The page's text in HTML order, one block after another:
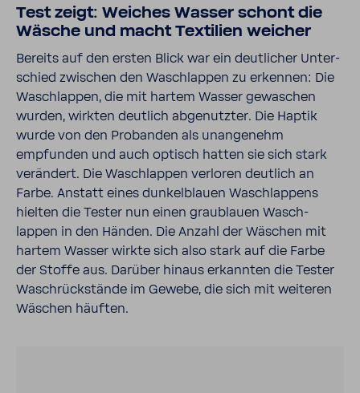
Test zeigt: Weiches Wasser schont die
Wäsche und macht Texti­lien weicher
Bereits auf den ersten Blick war ein deut­li­cher Unter­
schied zwischen den Wasch­lappen zu erkennen: Die
Wasch­lappen, die mit hartem Wasser gewa­schen
wurden, wirkten deut­lich abge­nutzter. Die Haptik
wurde von den Probanden als unan­ge­nehm
empfunden und auch optisch hatten sie sich stark
verän­dert. Die Wasch­lappen verloren deut­lich an
Farbe. Anstatt eines dunkel­blauen Wasch­lap­pens
hielten die Tester nun einen grau­blauen Wasch­
lappen in den Händen. Die Anzahl der Wäschen mit
hartem Wasser wirkte sich also stark auf die Farbe
der Stoffe aus. Darüber hinaus erkannten die Tester
Wasch­rück­stände im Gewebe, die sich mit weiteren
Wäschen häuften.